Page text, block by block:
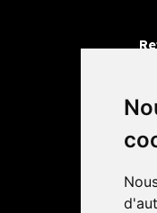
4,4 / 5